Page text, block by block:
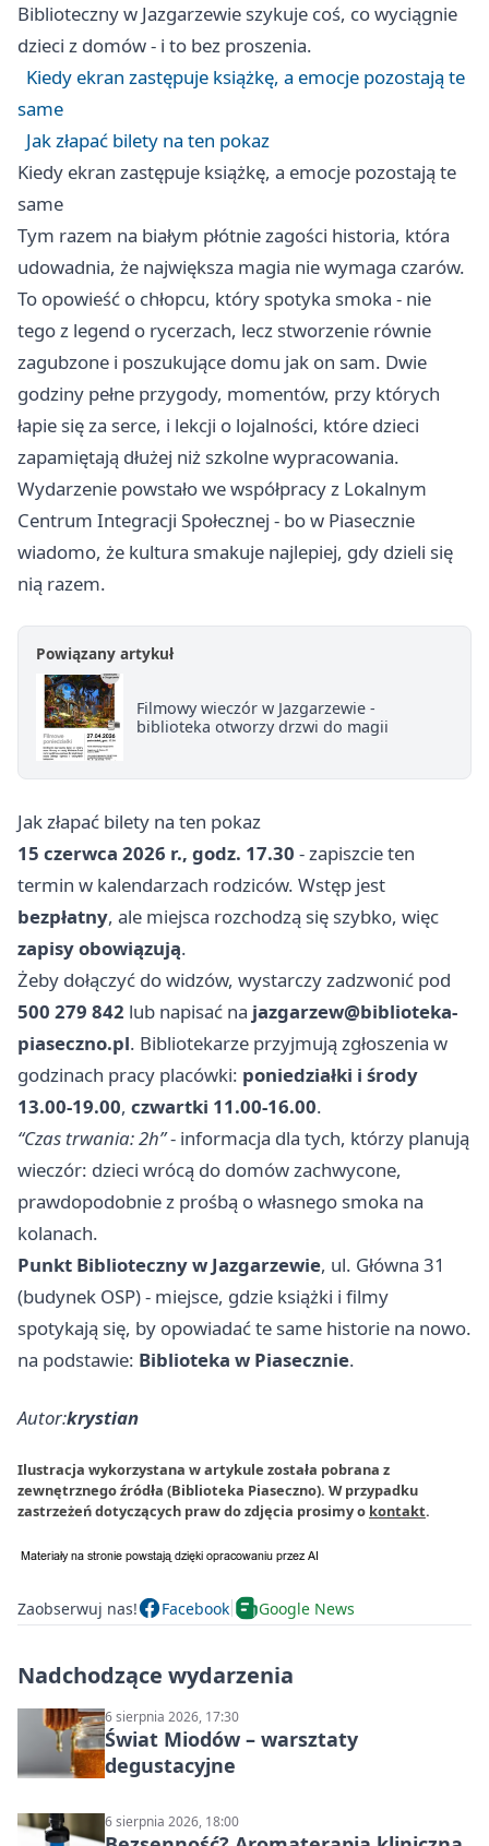
Biblioteczny w Jazgarzewie szykuje coś, co wyciągnie
dzieci z domów - i to bez proszenia.
Kiedy ekran zastępuje książkę, a emocje pozostają te
same
Jak złapać bilety na ten pokaz
Kiedy ekran zastępuje książkę, a emocje pozostają te
same
Tym razem na białym płótnie zagości historia, która
udowadnia, że największa magia nie wymaga czarów.
To opowieść o chłopcu, który spotyka smoka - nie
tego z legend o rycerzach, lecz stworzenie równie
zagubzone i poszukujące domu jak on sam. Dwie
godziny pełne przygody, momentów, przy których
łapie się za serce, i lekcji o lojalności, które dzieci
zapamiętają dłużej niż szkolne wypracowania.
Wydarzenie powstało we współpracy z Lokalnym
Centrum Integracji Społecznej - bo w Piasecznie
wiadomo, że kultura smakuje najlepiej, gdy dzieli się
nią razem.
Powiązany artykuł
Filmowy wieczór w Jazgarzewie -
biblioteka otworzy drzwi do magii
Jak złapać bilety na ten pokaz
15 czerwca 2026 r., godz. 17.30 - zapiszcie ten
termin w kalendarzach rodziców. Wstęp jest
bezpłatny, ale miejsca rozchodzą się szybko, więc
zapisy obowiązują.
Żeby dołączyć do widzów, wystarczy zadzwonić pod
500 279 842 lub napisać na jazgarzew@biblioteka-
piaseczno.pl. Bibliotekarze przyjmują zgłoszenia w
godzinach pracy placówki: poniedziałki i środy
13.00-19.00, czwartki 11.00-16.00.
“Czas trwania: 2h”- informacja dla tych, którzy planują
wieczór: dzieci wrócą do domów zachwycone,
prawdopodobnie z prośbą o własnego smoka na
kolanach.
Punkt Biblioteczny w Jazgarzewie, ul. Główna 31
(budynek OSP) - miejsce, gdzie książki i filmy
spotykają się, by opowiadać te same historie na nowo.
na podstawie: Biblioteka w Piasecznie.
Autor:krystian
Ilustracja wykorzystana w artykule została pobrana z
zewnętrznego źródła (Biblioteka Piaseczno). W przypadku
zastrzeżeń dotyczących praw do zdjęcia prosimy o kontakt.
Zaobserwuj nas! Facebook Google News
Nadchodzące wydarzenia
6 sierpnia 2026, 17:30
Świat Miodów – warsztaty
degustacyjne
6 sierpnia 2026, 18:00